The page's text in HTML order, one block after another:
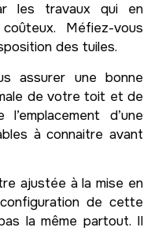
les travaux qui en
Méfiez-vous
des tuiles.
assurer une bonne
de votre toit et de
d’une
à connaitre avant
ajustée à la mise en
de cette
la même partout. Il